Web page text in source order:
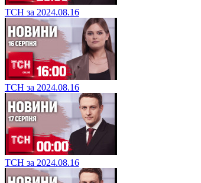
ТСН за 2024.08.16
ТСН за 2024.08.16
ТСН за 2024.08.16